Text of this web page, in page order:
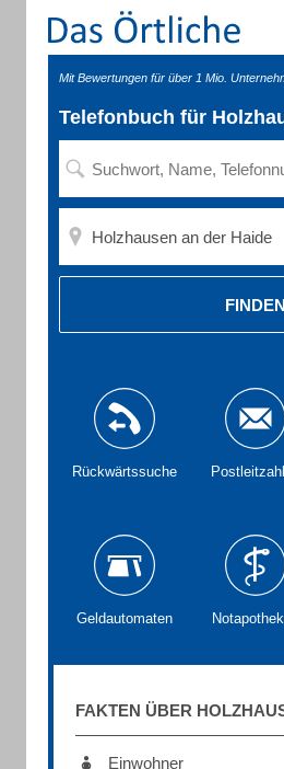
Mit Bewertungen für über 1 Mio.
Telefonbuch für
FINDEN
Rückwärtssuche
Geldautomaten
FAKTEN ÜBER
Einwohner